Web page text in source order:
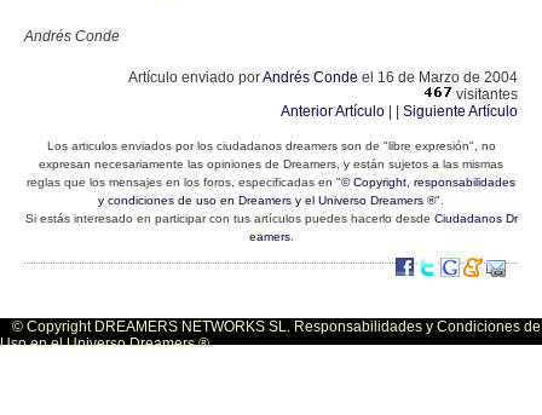
Andrés Conde
Artículo enviado porAndrés Conde el 16 de Marzo de 2004
visitantes
Anterior Artículo
Siguiente Artículo
Los articulos enviados por los ciudadanos dreamers son de "libre expresión", no
expresan necesariamente las opiniones de Dreamers, y están sujetos a las mismas
reglas que los mensajes en los foros, especificadas en "© Copyright, responsabilidades
y condiciones de uso en Dreamers y el Universo Dreamers ®".
Si estás interesado en participar con tus artículos puedes hacerlo desde Ciudadanos Dr
eamers.
© Copyright DREAMERS NETWORKS SL. Responsabilidades y Condiciones de
Uso en el Universo Dreamers ®